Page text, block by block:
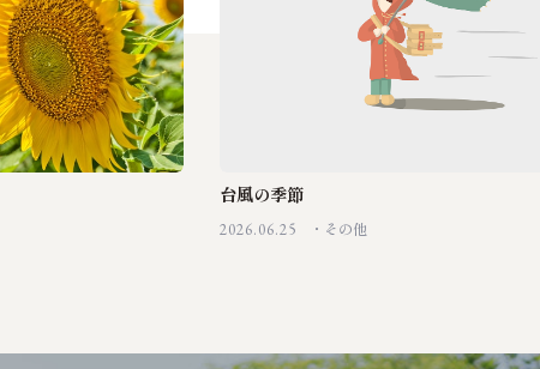
台風の季節
2026.06.25 その他